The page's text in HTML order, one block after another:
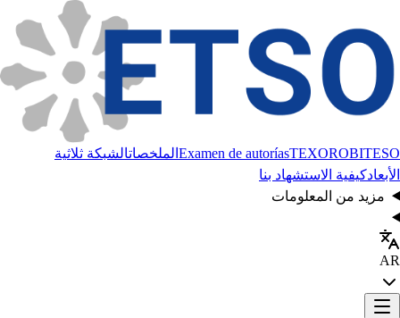
Examen de autoríasTEXOROBITESO الملخصاتالشبكة ثلاثية
الأبعادكيفية الاستشهاد بنا
مزيد من المعلومات
AR